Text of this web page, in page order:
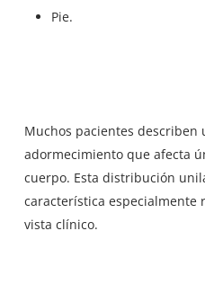
Pie.
Muchos pacientes describen
adormecimiento que afecta
cuerpo. Esta distribución
característica especialmente
vista clínico.